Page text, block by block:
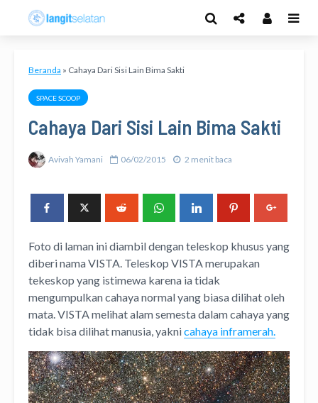
Beranda » Cahaya Dari Sisi Lain Bima Sakti
SPACE SCOOP
Cahaya Dari Sisi Lain Bima Sakti
Avivah Yamani 06/02/2015 2 menit baca
Foto di laman ini diambil dengan teleskop khusus yang
diberi nama VISTA. Teleskop VISTA merupakan
tekeskop yang istimewa karena ia tidak
mengumpulkan cahaya normal yang biasa dilihat oleh
mata. VISTA melihat alam semesta dalam cahaya yang
tidak bisa dilihat manusia, yaknicahaya inframerah.